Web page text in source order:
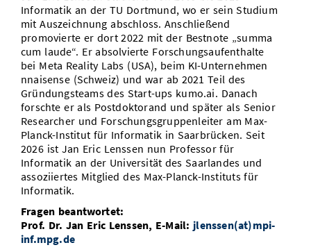
Informatik an der TU Dortmund, wo er sein Studium
mit Auszeichnung abschloss. Anschließend
promovierte er dort 2022 mit der Bestnote „summa
cum laude“. Er absolvierte Forschungsaufenthalte
bei Meta Reality Labs (USA), beim KI-Unternehmen
nnaisense (Schweiz) und war ab 2021 Teil des
Gründungsteams des Start-ups kumo.ai. Danach
forschte er als Postdoktorand und später als Senior
Researcher und Forschungsgruppenleiter am Max-
Planck-Institut für Informatik in Saarbrücken. Seit
2026 ist Jan Eric Lenssen nun Professor für
Informatik an der Universität des Saarlandes und
assoziiertes Mitglied des Max-Planck-Instituts für
Informatik.
Fragen beantwortet:
Prof. Dr. Jan Eric Lenssen, E-Mail: jlenssen(at)mpi-
inf.mpg.de